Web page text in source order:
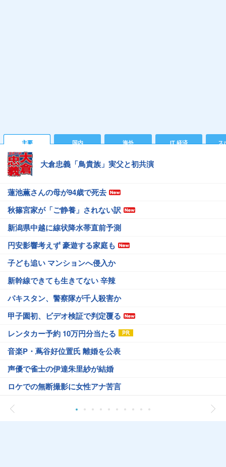
主要 国内 海外 IT 経済 ス
大倉忠義「鳥貴族」実父と初共演
蓮池薫さんの母が94歳で死去
秋篠宮家が「ご静養」されない訳
新潟県中越に線状降水帯直前予測
円安影響考えず 豪遊する家庭も
子ども追い マンションへ侵入か
新幹線できても生きてない 辛辣
パキスタン、警察隊が千人殺害か
甲子園初、ビデオ検証で判定覆る
レンタカー予約 10万円分当たる
音楽P・蔦谷好位置氏 離婚を公表
声優で雀士の伊達朱里紗が結婚
ロケでの無断撮影に女性アナ苦言